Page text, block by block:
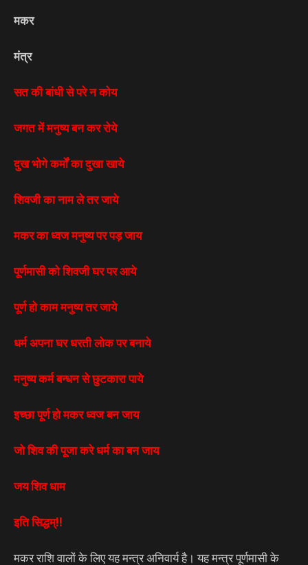
मकर
मंत्र
सत की बांधी से परे न कोय
जगत में मनुष्य बन कर रोये
दुख भोगे कर्मों का दुखा खाये
शिवजी का नाम ले तर जाये
मकर का ध्वज मनुष्य पर पड़ जाय
पूर्णमासी को शिवजी घर पर आये
पूर्ण हो काम मनुष्य तर जाये
धर्म अपना घर धरती लोक पर बनाये
मनुष्य कर्म बन्धन से छुटकारा पाये
इच्छा पूर्ण हो मकर ध्वज बन जाय
जो शिव की पूजा करे धर्म का बन जाय
जय शिव धाम
इति सिद्धम्!!
मकर राशि वालों के लिए यह मन्त्र अनिवार्य है। यह मन्त्र पूर्णमासी के